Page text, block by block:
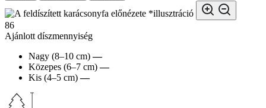
*illusztráció
86
Ajánlott díszmennyiség
Nagy (8–10 cm) —
Közepes (6–7 cm) —
Kis (4–5 cm) —